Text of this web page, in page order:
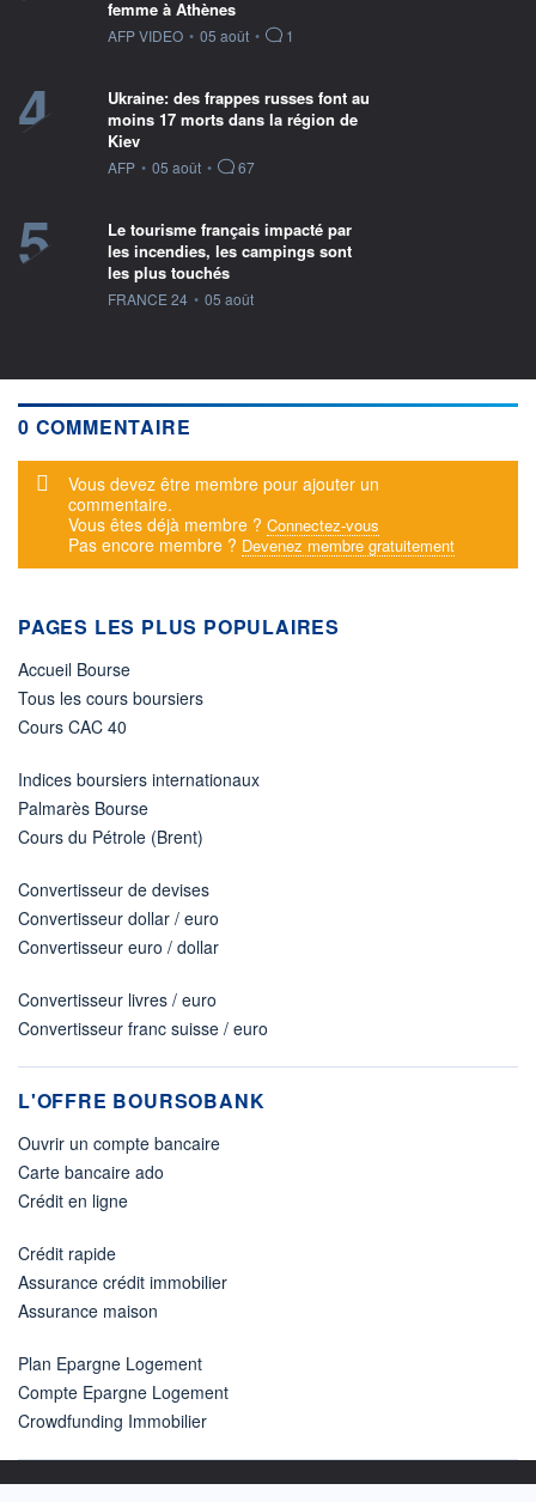
femme à Athènes
information fournie par
AFP VIDEO • 05 août • 1
4
Ukraine: des frappes russes font au
moins 17 morts dans la région de
Kiev
information fournie par
AFP • 05 août • 67
5
Le tourisme français impacté par
les incendies, les campings sont
les plus touchés
information fournie par
FRANCE 24 • 05 août
0 COMMENTAIRE
Message d'alerte
Vous devez être membre pour ajouter un
commentaire.
Vous êtes déjà membre ? Connectez-vous
Pas encore membre ? Devenez membre gratuitement
PAGES LES PLUS POPULAIRES
Accueil Bourse
Tous les cours boursiers
Cours CAC 40
Indices boursiers internationaux
Palmarès Bourse
Cours du Pétrole (Brent)
Convertisseur de devises
Convertisseur dollar / euro
Convertisseur euro / dollar
Convertisseur livres / euro
Convertisseur franc suisse / euro
L'OFFRE BOURSOBANK
Ouvrir un compte bancaire
Carte bancaire ado
Crédit en ligne
Crédit rapide
Assurance crédit immobilier
Assurance maison
Plan Epargne Logement
Compte Epargne Logement
Crowdfunding Immobilier